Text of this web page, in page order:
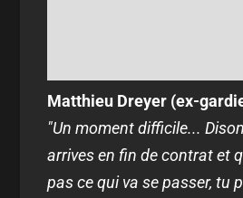
Matthieu Dreyer (ex-
"Un moment difficile...
arrives en fin de contrat et
pas ce qui va se passer, tu